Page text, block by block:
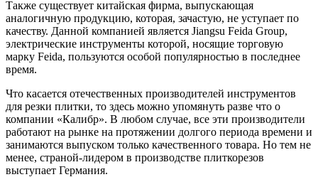
Также существует китайская фирма, выпускающая
аналогичную продукцию, которая, зачастую, не уступает по
качеству. Данной компанией является Jiangsu Feida Group,
электрические инструменты которой, носящие торговую
марку Feida, пользуются особой популярностью в последнее
время.
Что касается отечественных производителей инструментов
для резки плитки, то здесь можно упомянуть разве что о
компании «Калибр». В любом случае, все эти производители
работают на рынке на протяжении долгого периода времени и
занимаются выпуском только качественного товара. Но тем не
менее, страной-лидером в производстве плиткорезов
выступает Германия.